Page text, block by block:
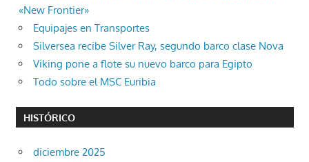
«New Frontier»
Equipajes en Transportes
Silversea recibe Silver Ray, segundo barco clase Nova
Viking pone a flote su nuevo barco para Egipto
Todo sobre el MSC Euribia
HISTÓRICO
diciembre 2025